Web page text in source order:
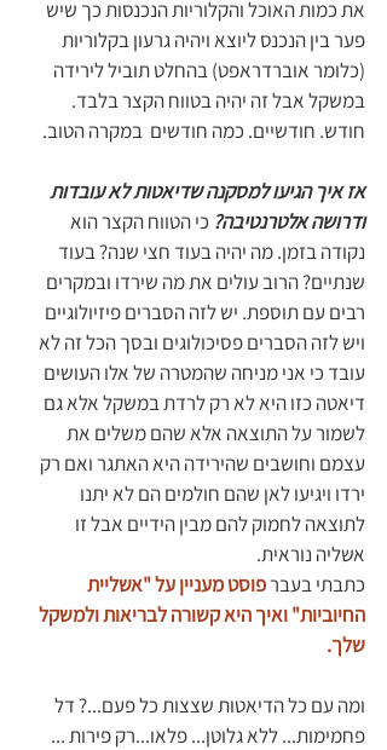
את כמות האוכל והקלוריות הנכנסות כך שיש
פער בין הנכנס ליוצא ויהיה גרעון בקלוריות
(כלומר אוברדראפט) בהחלט תוביל לירידה
במשקל אבל זה יהיה בטווח הקצר בלבד.
חודש. חודשיים. כמה חודשים  במקרה הטוב.
אז איך הגיעו למסקנה שדיאטות לא עובדות
ודרושה אלטרנטיבה? כי הטווח הקצר הוא
נקודה בזמן. מה יהיה בעוד חצי שנה? בעוד
שנתיים? הרוב עולים את מה שירדו ובמקרים
רבים עם תוספת. יש לזה הסברים פיזיולוגיים
ויש לזה הסברים פסיכולוגים ובסך הכל זה לא
עובד כי אני מניחה שהמטרה של אלו העושים
דיאטה כזו היא לא רק לרדת במשקל אלא גם
לשמור על התוצאה אלא שהם משלים את
עצמם וחושבים שהירידה היא האתגר ואם רק
ירדו ויגיעו לאן שהם חולמים הם לא יתנו
לתוצאה לחמוק להם מבין הידיים אבל זו
אשליה נוראית.
כתבתי בעבר פוסט מעניין על "אשליית
החיוביות" ואיך היא קשורה לבריאות ולמשקל
שלך.
ומה עם כל הדיאטות שצצות כל פעם...? דל
פחמימות... ללא גלוטן... פלאו...רק פירות ...